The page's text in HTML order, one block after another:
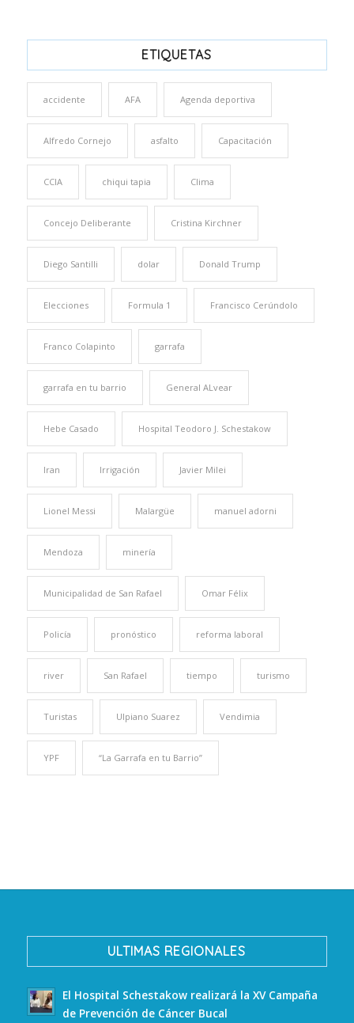
ETIQUETAS
accidente AFA Agenda deportiva
Alfredo Cornejo asfalto Capacitación
CCIA chiqui tapia Clima
Concejo Deliberante Cristina Kirchner
Diego Santilli dolar Donald Trump
Elecciones Formula 1 Francisco Cerúndolo
Franco Colapinto garrafa
garrafa en tu barrio General ALvear
Hebe Casado Hospital Teodoro J. Schestakow
Iran Irrigación Javier Milei
Lionel Messi Malargüe manuel adorni
Mendoza minería
Municipalidad de San Rafael Omar Félix
Policía pronóstico reforma laboral
river San Rafael tiempo turismo
Turistas Ulpiano Suarez Vendimia
YPF “La Garrafa en tu Barrio”
ULTIMAS REGIONALES
El Hospital Schestakow realizará la XV Campaña
de Prevención de Cáncer Bucal